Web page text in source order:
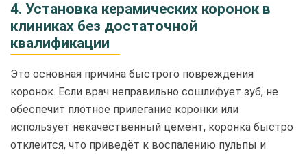
4. Установка керамических коронок в
клиниках без достаточной
квалификации
Это основная причина быстрого повреждения
коронок. Если врач неправильно сошлифует зуб, не
обеспечит плотное прилегание коронки или
использует некачественный цемент, коронка быстро
отклеится, что приведёт к воспалению пульпы и